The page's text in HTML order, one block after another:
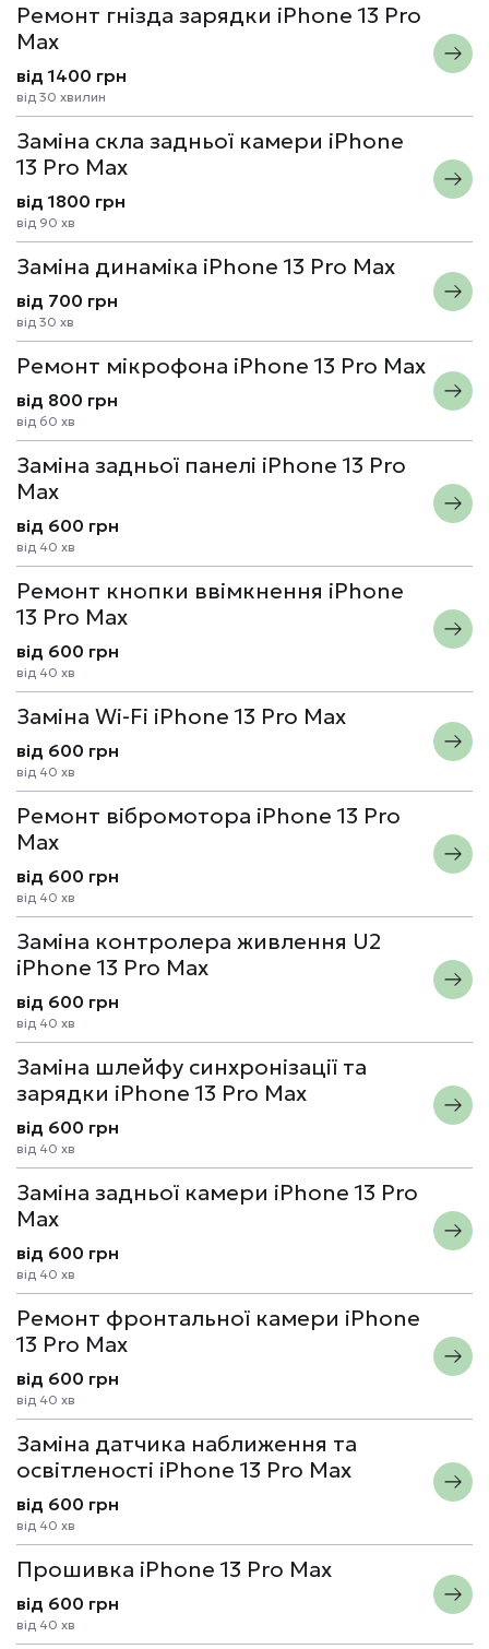
Ремонт гнізда зарядки iPhone 13 Pro
Max
від 1400 грн
від 30 хвилин
Заміна скла задньої камери iPhone
13 Pro Max
від 1800 грн
від 90 хв
Заміна динаміка iPhone 13 Pro Max
від 700 грн
від 30 хв
Ремонт мікрофона iPhone 13 Pro Max
від 800 грн
від 60 хв
Заміна задньої панелі iPhone 13 Pro
Max
від 600 грн
від 40 хв
Ремонт кнопки ввімкнення iPhone
13 Pro Max
від 600 грн
від 40 хв
Заміна Wi-Fi iPhone 13 Pro Max
від 600 грн
від 40 хв
Ремонт вібромотора iPhone 13 Pro
Max
від 600 грн
від 40 хв
Заміна контролера живлення U2
iPhone 13 Pro Max
від 600 грн
від 40 хв
Заміна шлейфу синхронізації та
зарядки iPhone 13 Pro Max
від 600 грн
від 40 хв
Заміна задньої камери iPhone 13 Pro
Max
від 600 грн
від 40 хв
Ремонт фронтальної камери iPhone
13 Pro Max
від 600 грн
від 40 хв
Заміна датчика наближення та
освітленості iPhone 13 Pro Max
від 600 грн
від 40 хв
Прошивка iPhone 13 Pro Max
від 600 грн
від 40 хв